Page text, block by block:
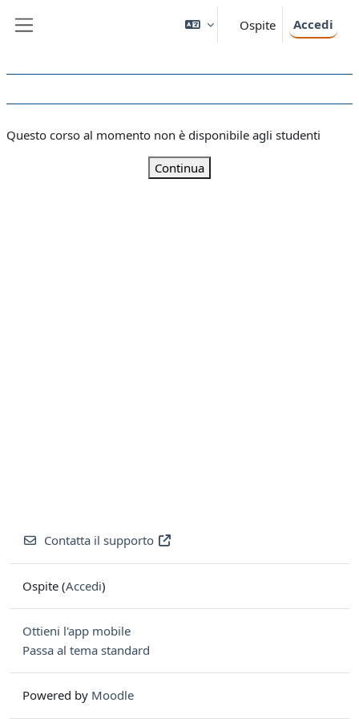
Ospite Accedi
Questo corso al momento non è disponibile agli studenti
Continua
Contatta il supporto
Ospite (Accedi)
Ottieni l'app mobile
Passa al tema standard
Powered by Moodle